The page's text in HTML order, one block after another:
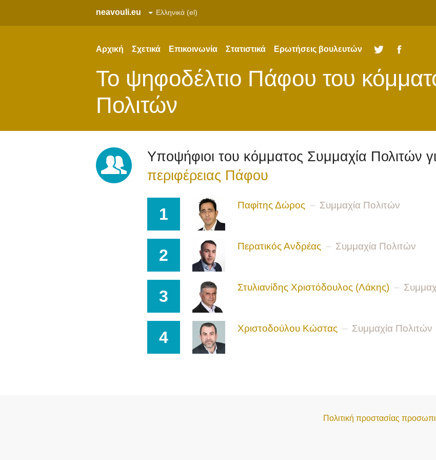
neavouli.eu
Αρχική Σχετικά Επικοινωνία Στατιστικά Ερωτήσεις βουλευτών Twitter
Το ψηφοδέλτιο Πάφου του
Πολιτών
Υποψήφιοι του κόμματος Συμμαχία Πολιτών
περιφέρειας Πάφου
1 Παφίτης Δώρος Συμμαχία Πολιτών
2 Περατικός Ανδρέας Συμμαχία Πολιτών
3 Στυλιανίδης Χριστόδουλος (Λάκης)
4 Χριστοδούλου Κώστας Συμμαχία Πολιτών
Πολιτική προστασίας